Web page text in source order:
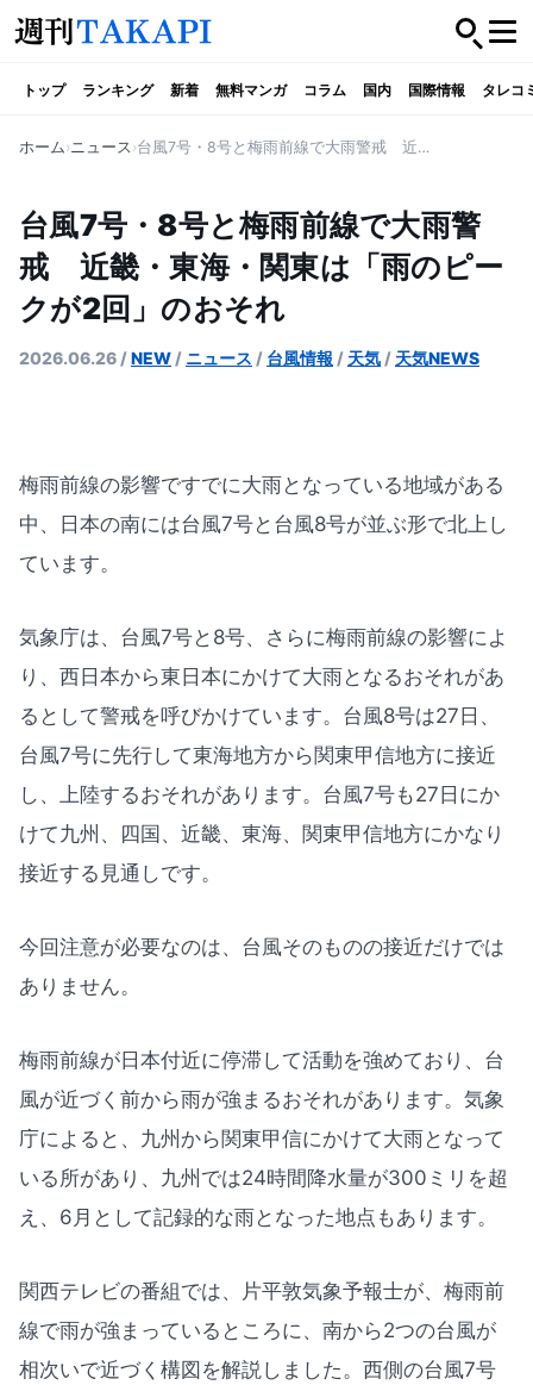
トップ ランキング 新着 無料マンガ コラム 国内 国際情報 タレコ
ホーム ニュース 台風7号・8号と梅雨前線で大雨警戒 近畿・東海・関東は「雨のピークが2回」のおそれ
台風7号・8号と梅雨前線で大雨警
戒 近畿・東海・関東は「雨のピー
クが2回」のおそれ
2026.06.26 /NEW / ニュース / 台風情報 / 天気 / 天気NEWS
梅雨前線の影響ですでに大雨となっている地域がある
中、日本の南には台風7号と台風8号が並ぶ形で北上し
ています。
気象庁は、台風7号と8号、さらに梅雨前線の影響によ
り、西日本から東日本にかけて大雨となるおそれがあ
るとして警戒を呼びかけています。台風8号は27日、
台風7号に先行して東海地方から関東甲信地方に接近
し、上陸するおそれがあります。台風7号も27日にか
けて九州、四国、近畿、東海、関東甲信地方にかなり
接近する見通しです。
今回注意が必要なのは、台風そのものの接近だけでは
ありません。
梅雨前線が日本付近に停滞して活動を強めており、台
風が近づく前から雨が強まるおそれがあります。気象
庁によると、九州から関東甲信にかけて大雨となって
いる所があり、九州では24時間降水量が300ミリを超
え、6月として記録的な雨となった地点もあります。
関西テレビの番組では、片平敦気象予報士が、梅雨前
線で雨が強まっているところに、南から2つの台風が
相次いで近づく構図を解説しました。西側の台風7号